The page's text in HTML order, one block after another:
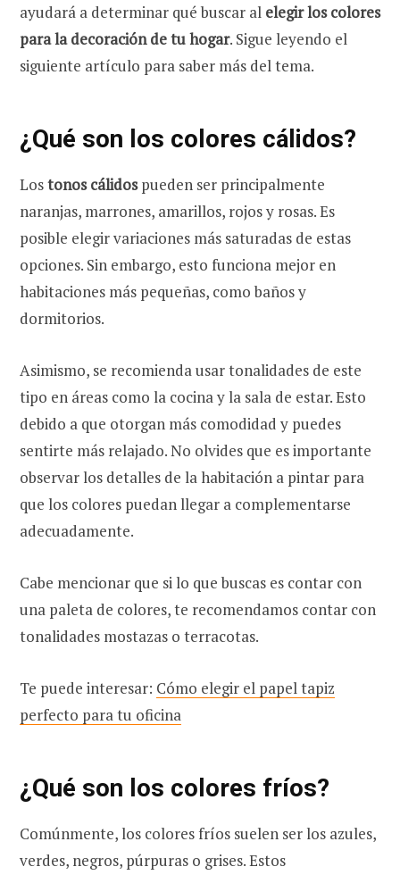
ayudará a determinar qué buscar al elegir los colores
para la decoración de tu hogar. Sigue leyendo el
siguiente artículo para saber más del tema.
¿Qué son los colores cálidos?
Lostonos cálidospueden ser principalmente
naranjas, marrones, amarillos, rojos y rosas. Es
posible elegir variaciones más saturadas de estas
opciones. Sin embargo, esto funciona mejor en
habitaciones más pequeñas, como baños y
dormitorios.
Asimismo, se recomienda usar tonalidades de este
tipo en áreas como la cocina y la sala de estar. Esto
debido a que otorgan más comodidad y puedes
sentirte más relajado. No olvides que es importante
observar los detalles de la habitación a pintar para
que los colores puedan llegar a complementarse
adecuadamente.
Cabe mencionar que si lo que buscas es contar con
una paleta de colores, te recomendamos contar con
tonalidades mostazas o terracotas.
Te puede interesar: Cómo elegir el papel tapiz
perfecto para tu oficina
¿Qué son los colores fríos?
Comúnmente, los colores fríos suelen ser los azules,
verdes, negros, púrpuras o grises. Estos